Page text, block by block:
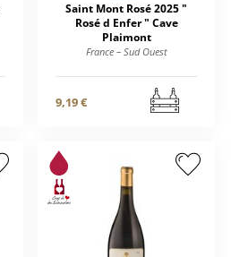
Saint Mont Rosé 2025 "
Rosé d Enfer " Cave
Plaimont
France – Sud Ouest
9,19 €